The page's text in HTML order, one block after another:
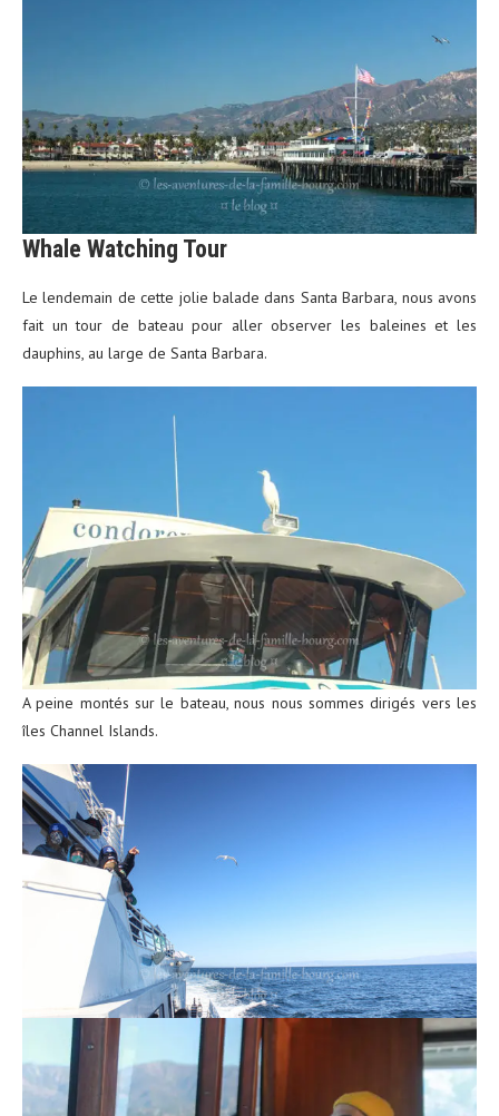
Whale Watching Tour
Le lendemain de cette jolie balade dans Santa Barbara, nous avons
fait un tour de bateau pour aller observer les baleines et les
dauphins, au large de Santa Barbara.
A peine montés sur le bateau, nous nous sommes dirigés vers les
îles Channel Islands.